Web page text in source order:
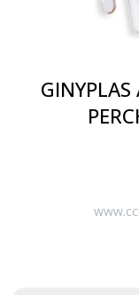
GINYPLAS
Ferretería
Herramientas